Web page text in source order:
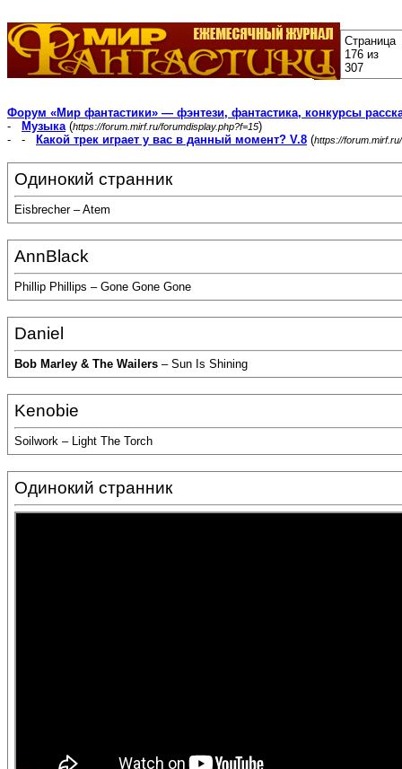
Страница
176 из
307
Форум «Мир фантастики» — фэнтези, фантастика, конкурсы
-
Музыка(https://forum.mirf.ru/forumdisplay.php?f=15)
- -
Какой трек играет у вас в данный момент? V.8 (https://
Одинокий странник
Eisbrecher – Atem
AnnBlack
Phillip Phillips – Gone Gone Gone
Daniel
Bob Marley & The Wailers – Sun Is Shining
Kenobie
Soilwork – Light The Torch
Одинокий странник